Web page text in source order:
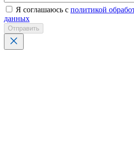
Я соглашаюсь с политикой
данных
Отправить